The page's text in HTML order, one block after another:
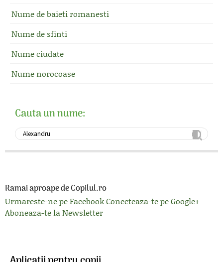
Nume de baieti romanesti
Nume de sfinti
Nume ciudate
Nume norocoase
Cauta un nume:
Ramai aproape de Copilul.ro
Urmareste-ne pe FacebookConecteaza-te pe Google+
Aboneaza-te la Newsletter